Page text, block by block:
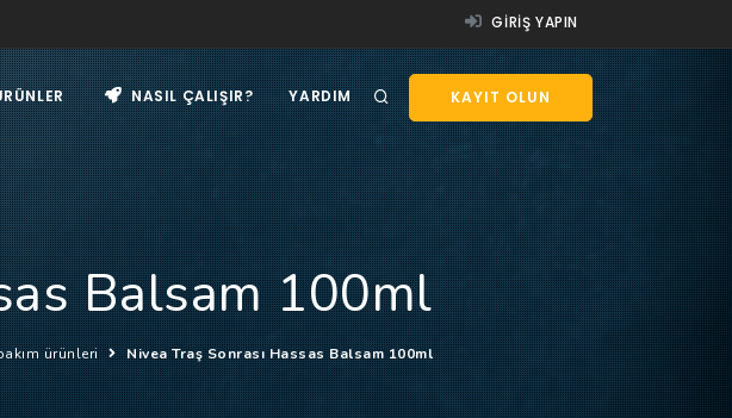
GIRIŞ YAPIN
KAYIT OLUN
NASIL ÇALIŞIR? YARDIM
Balsam 100ml
ürünleri Nivea Traş Sonrası Hassas Balsam 100ml